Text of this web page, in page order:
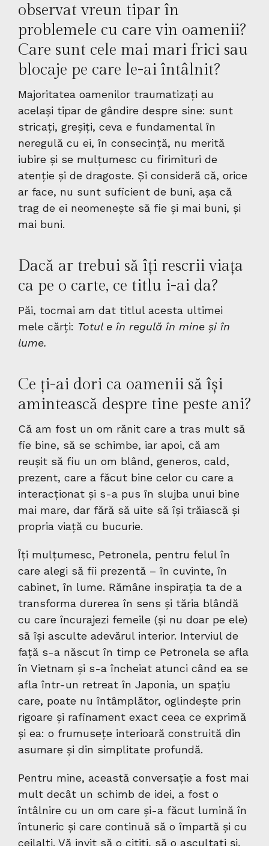
observat vreun tipar în
problemele cu care vin oamenii?
Care sunt cele mai mari frici sau
blocaje pe care le-ai întâlnit?
Majoritatea oamenilor traumatizați au
același tipar de gândire despre sine: sunt
stricați, greșiți, ceva e fundamental în
neregulă cu ei, în consecință, nu merită
iubire și se mulțumesc cu firimituri de
atenție și de dragoste. Și consideră că, orice
ar face, nu sunt suficient de buni, așa că
trag de ei neomenește să fie și mai buni, și
mai buni.
Dacă ar trebui să îți rescrii viața
ca pe o carte, ce titlu i-ai da?
Păi, tocmai am dat titlul acesta ultimei
mele cărți: Totul e în regulă în mine şi în
lume.
Ce ți-ai dori ca oamenii să își
amintească despre tine peste ani?
Că am fost un om rănit care a tras mult să
fie bine, să se schimbe, iar apoi, că am
reușit să fiu un om blând, generos, cald,
prezent, care a făcut bine celor cu care a
interacționat și s-a pus în slujba unui bine
mai mare, dar fără să uite să își trăiască și
propria viață cu bucurie.
Îți mulțumesc, Petronela, pentru felul în
care alegi să fii prezentă – în cuvinte, în
cabinet, în lume. Rămâne inspirația ta de a
transforma durerea în sens și tăria blândă
cu care încurajezi femeile (și nu doar pe ele)
să își asculte adevărul interior. Interviul de
față s-a născut în timp ce Petronela se afla
în Vietnam și s-a încheiat atunci când ea se
afla într-un retreat în Japonia, un spațiu
care, poate nu întâmplător, oglindește prin
rigoare și rafinament exact ceea ce exprimă
și ea: o frumusețe interioară construită din
asumare și din simplitate profundă.
Pentru mine, această conversație a fost mai
mult decât un schimb de idei, a fost o
întâlnire cu un om care și-a făcut lumină în
întuneric și care continuă să o împartă și cu
ceilalți. Vă invit să o citiți, să o ascultați și,